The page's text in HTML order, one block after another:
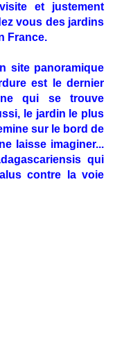
et justement
vous des jardins
France.
site panoramique
est le dernier
qui se trouve
le jardin le plus
sur le bord de
laisse imaginer...
qui
contre la voie